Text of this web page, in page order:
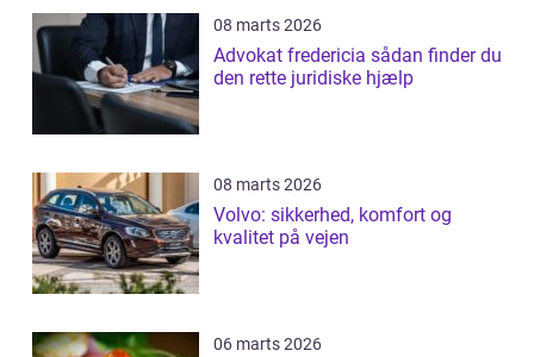
08 marts 2026
Advokat fredericia sådan finder du
den rette juridiske hjælp
08 marts 2026
Volvo: sikkerhed, komfort og
kvalitet på vejen
06 marts 2026